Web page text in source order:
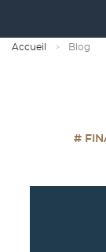
Accueil Blog
#